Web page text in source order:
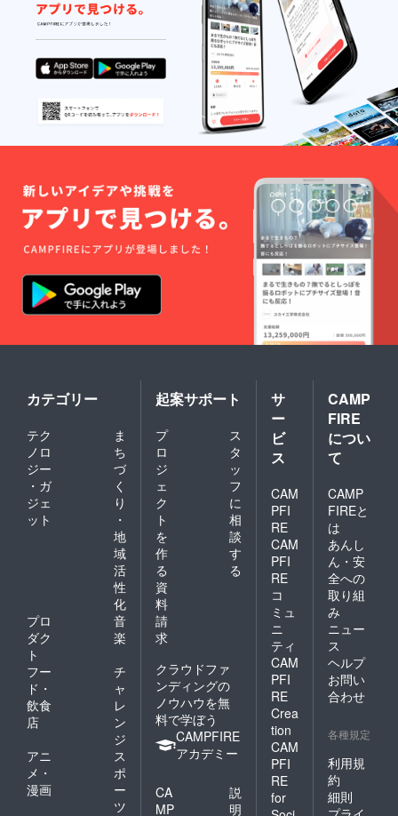
カテゴリー
テク
ノロ
ジー
・ガ
ジェ
ット
ま
ち
づ
く
り
・
地
域
活
性
化
プロ
ダク
ト
音
楽
フー
ド・
飲食
店
チ
ャ
レ
ン
ジ
アニ
メ・
漫画
ス
ポ
ー
ツ
起案サポート
プ
ロ
ジ
ェ
ク
ト
を
作
る
ス
タ
ッ
フ
に
相
談
す
る
資
料
請
求
クラウドファ
ンディングの
ノウハウを無
料で学ぼう
CAMPFIRE
アカデミー
CA
MP
説
明
サ
ー
ビ
ス
CAM
PFI
RE
CAM
PFI
RE
コ
ミュ
ニ
ティ
CAM
PFI
RE
Crea
tion
CAM
PFI
RE
for
CAMP
FIRE
につい
て
CAMP
FIREと
は
あんし
ん・安
全への
取り組
み
ニュー
ス
ヘルプ
お問い
合わせ
各種規定
利用規
約
細則